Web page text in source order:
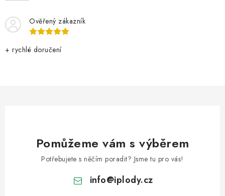
Ověřený zákazník
+ rychlé doručení
Pomůžeme vám s výběrem
Potřebujete s něčím poradit? Jsme tu pro vás!
info@iplody.cz